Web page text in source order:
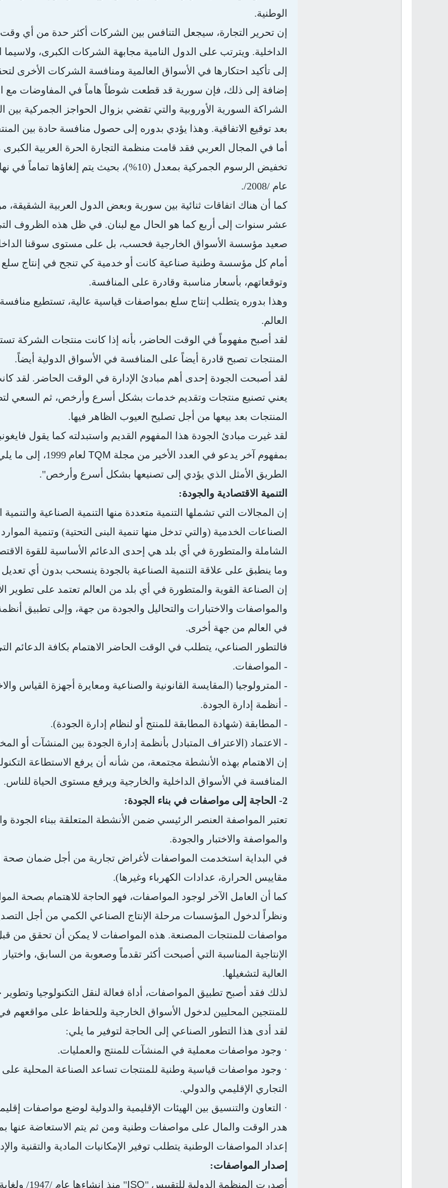
الوطنية.
إن تحرير التجارة، سيجعل التنافس بين الشركات أكثر حدة من أي
الداخلية. ويترتب على الدول النامية مجابهة الشركات الكبرى،
إلى تأكيد احتكارها في الأسواق العالمية ومنافسة الشركات الأخرى
إضافة إلى ذلك، فإن سورية قد قطعت شوطاً هاماً في المفاوضات مع
الشراكة السورية الأوروبية والتي تقضي بزوال الحواجز الجمركية
بعد توقيع الاتفاقية. وهذا يؤدي بدوره إلى حصول منافسة حادة بين
تخفيض الرسوم الجمركية بمعدل (10%)، بحيث
عام /2008/.
كما أن هناك اتفاقات ثنائية بين سورية وبعض الدول العربية الشقيقة،
عشر سنوات إلى أربع كما هو الحال مع لبنان. في ظل هذه الظروف
صعيد مؤسسة الأسواق الخارجية فحسب، بل على مستوى سوقنا
أمام كل مؤسسة وطنية صناعية كانت أو خدمية كي تنجح في إنتاج
وتوقعاتهم، بأسعار مناسبة وقادرة على المنافسة.
وهذا بدوره يتطلب إنتاج سلع بمواصفات قياسية عالية، تستطيع
العالم.
لقد أصبح مفهوماً في الوقت الحاضر، بأنه إذا كانت منتجات الشركة
المنتجات تصبح قادرة أيضاً على المنافسة في الأسواق الدولية أيضاً.
لقد أصبحت الجودة إحدى أهم مبادئ الإدارة في الوقت الحاضر. لقد
يعني تصنيع منتجات وتقديم خدمات بشكل أسرع وأرخص، ثم السعي
المنتجات بعد بيعها من أجل تصليح العيوب الظاهر فيها.
لقد غيرت مبادئ الجودة هذا المفهوم القديم واستبدلته كما يقول
بمفهوم آخر يدعو في العدد الأخير من مجلة TQM
لعام 1999،
الطريق الأمثل الذي يؤدي إلى تصنيعها بشكل أسرع وأرخص".
التنمية الاقتصادية والجودة:
إن المجالات التي تشملها التنمية متعددة منها التنمية الصناعية
الصناعات الخدمية (والتي تدخل منها تنمية البنى التحتية) وتنمية
الشاملة والمتطورة في أي بلد هي إحدى الدعائم الأساسية للقوة
وما ينطبق على علاقة التنمية الصناعية بالجودة ينسحب بدون أي
إن الصناعة القوية والمتطورة في أي بلد من العالم تعتمد على تطوير
والمواصفات والاختبارات والتحاليل والجودة من جهة، وإلى تطبيق
في العالم من جهة أخرى.
فالتطور الصناعي، يتطلب في الوقت الحاضر الاهتمام بكافة الدعائم
- المواصفات.
- المترولوجيا (المقايسة القانونية والصناعية ومعايرة أجهزة القياس
- أنظمة إدارة الجودة.
- المطابقة (شهادة المطابقة للمنتج أو لنظام إدارة الجودة).
- الاعتماد (الاعتراف المتبادل بأنظمة إدارة الجودة بين المنشآت أو
إن الاهتمام بهذه الأنشطة مجتمعة، من شأنه أن يرفع الاستطاعة
المنافسة في الأسواق الداخلية والخارجية ويرفع مستوى الحياة للناس.
2- الحاجة إلى مواصفات في بناء الجودة:
تعتبر المواصفة العنصر الرئيسي ضمن الأنشطة المتعلقة ببناء الجودة
والمواصفة والاختبار والجودة.
في البداية استخدمت المواصفات لأغراض تجارية من أجل ضمان صحة
مقاييس الحرارة، عدادات الكهرباء وغيرها).
كما أن العامل الآخر لوجود المواصفات، فهو الحاجة للاهتمام بصحة
ونظراً لدخول المؤسسات مرحلة الإنتاج الصناعي الكمي من أجل
مواصفات للمنتجات المصنعة. هذه المواصفات لا يمكن أن تحقق من
الإنتاجية المناسبة التي أصبحت أكثر تقدماً وصعوبة من السابق،
العالية لتشغيلها.
لذلك فقد أصبح تطبيق المواصفات، أداة فعالة لنقل التكنولوجيا وتطوير
للمنتجين المحليين لدخول الأسواق الخارجية وللحفاظ على مواقعهم
لقد أدى هذا التطور الصناعي إلى الحاجة لتوفير ما يلي:
· وجود مواصفات معملية في المنشآت للمنتج والعمليات.
· وجود مواصفات قياسية وطنية للمنتجات تساعد الصناعة المحلية على
التجاري الإقليمي والدولي.
·
التعاون والتنسيق بين الهيئات الإقليمية والدولية لوضع مواصفات
هدر الوقت والمال على مواصفات وطنية ومن ثم يتم الاستعاضة عنها
إعداد المواصفات الوطنية يتطلب توفير الإمكانيات المادية والتقنية
إصدار المواصفات:
أصدرت المنظمة الدولية للتقييس "